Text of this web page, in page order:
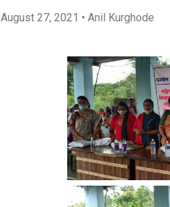
August 27, 2021 • Anil Kurghode